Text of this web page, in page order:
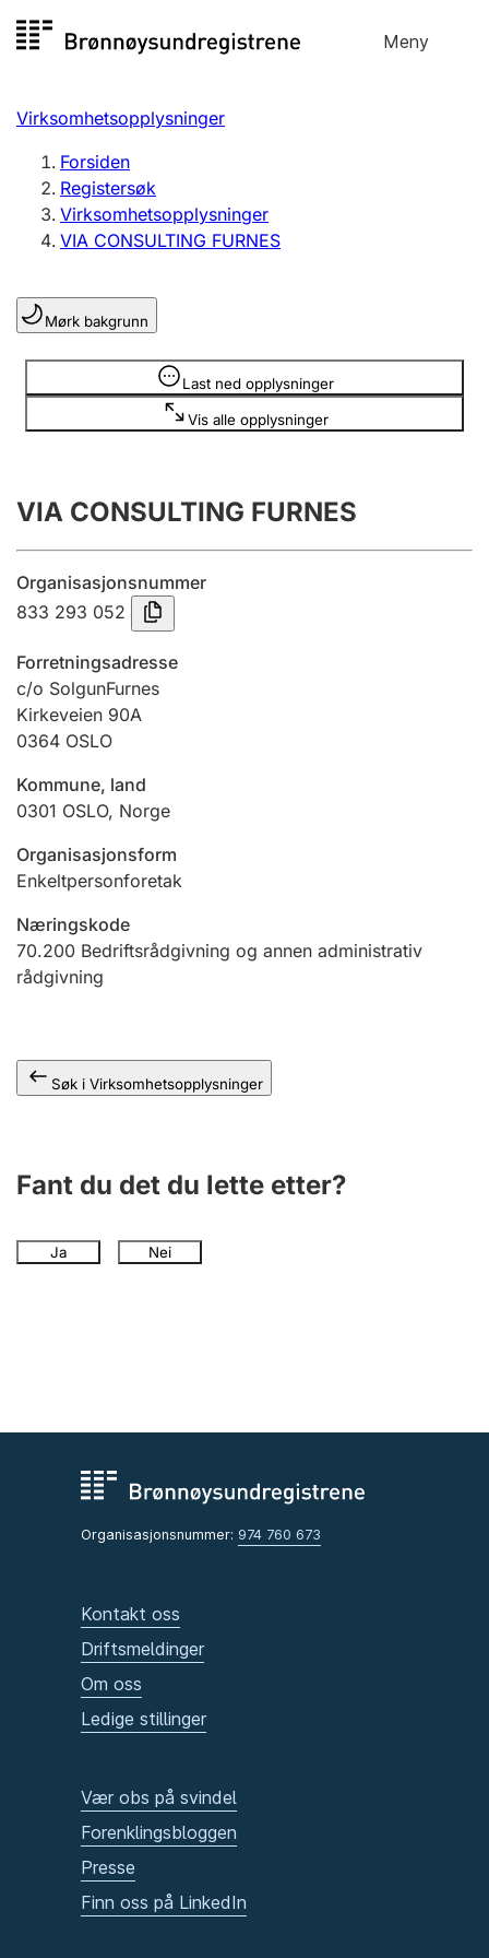
til
Meny
Registersøk
Aksjeselskap
Enkeltpersonforetak
Registrere, endre, slette
Lag og forening
Registrere, endre, slette
Årsregnskap
Innsending og forsinkelsesgebyr
Jeger
Betaling og jegeravgiftskort
Ektepaktveileder
Andre tema
Virksomhetsopplysninger
Forsiden
Registersøk
Virksomhetsopplysninger
VIA CONSULTING FURNES
Mørk bakgrunn
Last ned opplysninger
Vis alle opplysninger
Opplysninger er skjult
VIA CONSULTING FURNES
Organisasjonsnummer
833 293 052
Forretningsadresse
c/o SolgunFurnes
Kirkeveien 90A
0364 OSLO
Kommune, land
0301 OSLO, Norge
Organisasjonsform
Enkeltpersonforetak
Næringskode
70.200 Bedriftsrådgivning og annen administrativ
rådgivning
Søk i Virksomhetsopplysninger
Fant du det du lette etter?
Ja Nei
Organisasjonsnummer: 974 760 673
Kontakt oss
Driftsmeldinger
Om oss
Ledige stillinger
Vær obs på svindel
Forenklingsbloggen
Presse
Finn oss på LinkedIn